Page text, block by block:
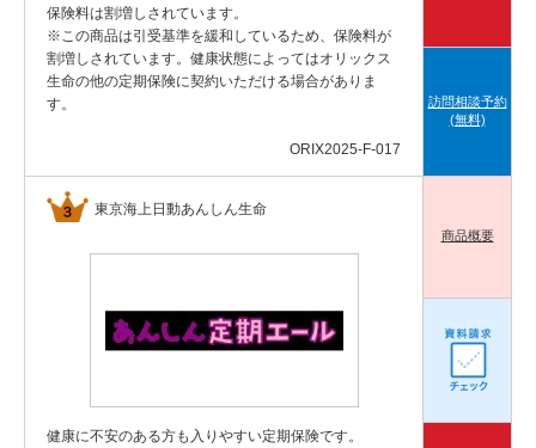
保険料は割増しされています。
※この商品は引受基準を緩和しているため、保険料が
割増しされています。健康状態によってはオリックス
生命の他の定期保険に契約いただける場合がありま
す。
ORIX2025-F-017
訪問相談予約
(無料)
東京海上日動あんしん生命
健康に不安のある方も入りやすい定期保険です。
商品概要